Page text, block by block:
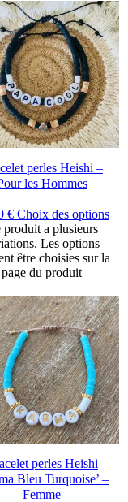
perles Heishi –
les Hommes
€ Choix des options
produit a plusieurs
Les options
être choisies sur la
page du produit
perles Heishi
Bleu Turquoise’ –
Femme